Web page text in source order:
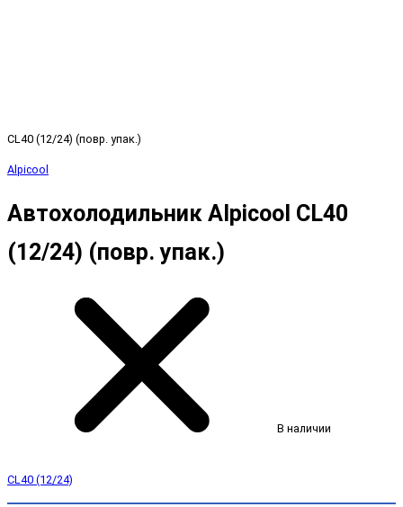
CL40 (12/24) (повр. упак.)
Alpicool
Автохолодильник Alpicool CL40
(12/24) (повр. упак.)
В наличии
CL40 (12/24)